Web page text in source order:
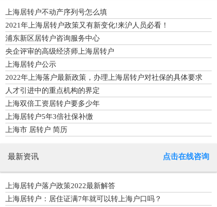
上海居转户不动产序列号怎么填
2021年上海居转户政策又有新变化!来沪人员必看！
浦东新区居转户咨询服务中心
央企评审的高级经济师上海居转户
上海居转户公示
2022年上海落户最新政策，办理上海居转户对社保的具体要求
人才引进中的重点机构的界定
上海双倍工资居转户要多少年
上海居转户5年3倍社保补缴
上海市 居转户 简历
最新资讯 点击在线咨询
上海居转户落户政策2022最新解答
上海居转户：居住证满7年就可以转上海户口吗？